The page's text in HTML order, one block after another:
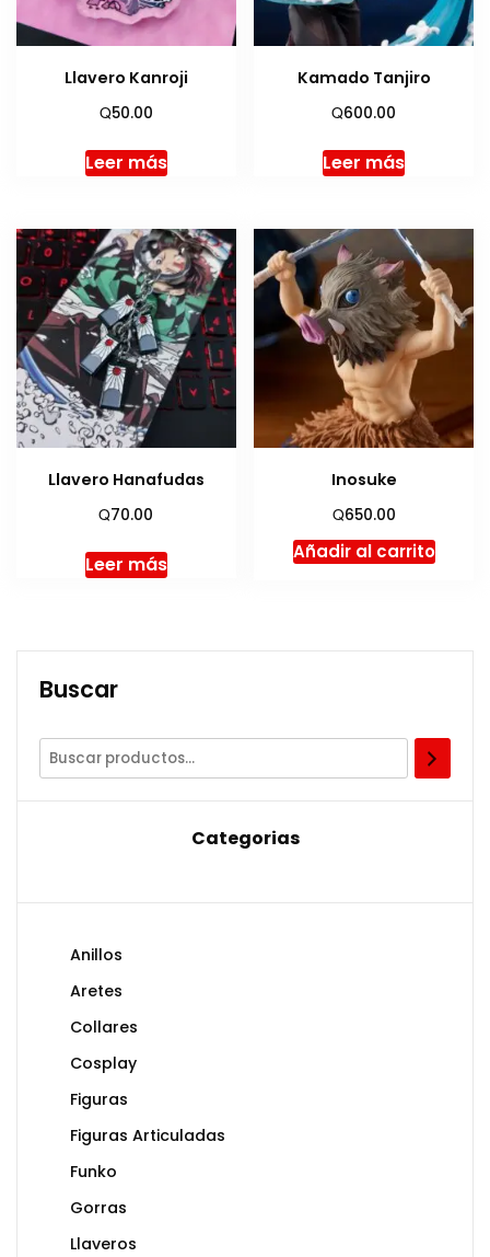
Llavero Kanroji
Q50.00
Leer más
Kamado Tanjiro
Q600.00
Leer más
Llavero Hanafudas
Q70.00
Leer más
Inosuke
Q650.00
Añadir al carrito
Buscar
Categorias
Anillos
Aretes
Collares
Cosplay
Figuras
Figuras Articuladas
Funko
Gorras
Llaveros